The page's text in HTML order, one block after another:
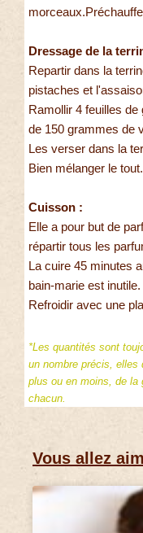
Dressage de la
Repartir dans la
pistaches et
Ramollir 4 feuilles
de 150 grammes de
Les verser dans la
Bien mélanger le tout.
Cuisson :
Elle a pour but de
répartir tous les
La cuire 45 minutes
bain-marie est inutile.
Refroidir avec une
*Les quantités sont
un nombre précis, elles
plus ou en moins, de la
chacun.
Vous allez